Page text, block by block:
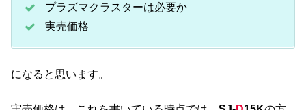
プラズマクラスターは必要か
実売価格
になると思います。